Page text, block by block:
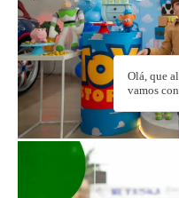
Olá, que
vamos